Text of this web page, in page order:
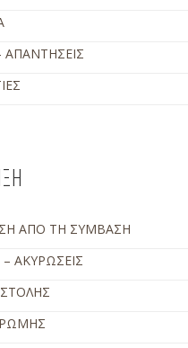
ΑΠΑΝΤΗΣΕΙΣ
ΑΠΟ ΤΗ ΣΥΜΒΑΣΗ
ΑΚΥΡΩΣΕΙΣ